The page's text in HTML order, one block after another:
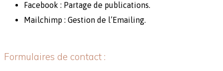
Facebook : Partage de publications.
Mailchimp : Gestion de l’Emailing.
Formulaires de contact :